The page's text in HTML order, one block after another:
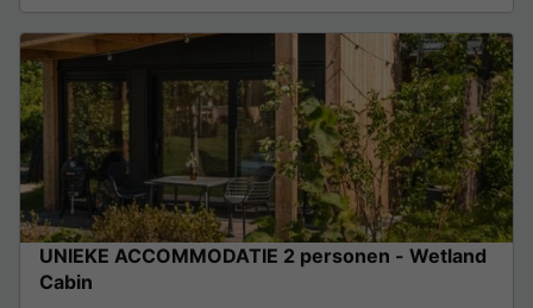
UNIEKE ACCOMMODATIE 2 personen - Wetland
Cabin